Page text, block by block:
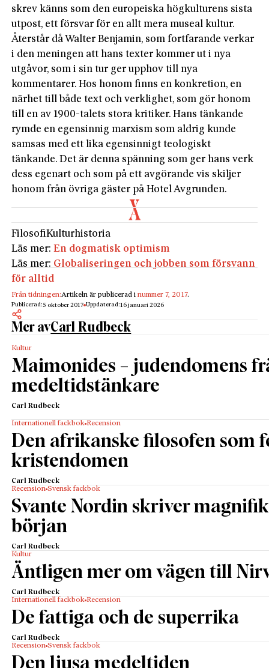
skrev känns som den europeiska högkulturens sista
utpost, ett försvar för en allt mera museal kultur.
Återstår då Walter Benjamin, som fortfarande verkar
i den meningen att hans texter kommer ut i nya
utgåvor, som i sin tur ger upphov till nya
kommentarer. Hos honom finns en konkretion, en
närhet till både text och verklighet, som gör honom
till en av 1900-talets stora kritiker. Hans tänkande
rymde en egensinnig marxism som aldrig kunde
samsas med ett lika egensinnigt teologiskt
tänkande. Det är denna spänning som ger hans verk
dess egenart och som på ett avgörande vis skiljer
honom från övriga gäster på Hotel Avgrunden.
FilosofiKulturhistoria
Läs mer:En dogmatisk optimism
Läs mer: Globaliseringen och jobben som försvann
för alltid
Från tidningen:Artikeln är publicerad inummer 7, 2017.
Publicerad:5 oktober 2017 Uppdaterad:16 januari 2026
Mer avCarl Rudbeck
Kultur
Maimonides – judendomens
medeltidstänkare
Carl Rudbeck
Internationell fackbok Recension
Den afrikanske filosofen som
kristendomen
Carl Rudbeck
Recension Svensk fackbok
Svante Nordin skriver
början
Carl Rudbeck
Kultur
Äntligen mer om vägen till
Carl Rudbeck
Internationell fackbok Recension
De fattiga och de superrika
Carl Rudbeck
Recension Svensk fackbok